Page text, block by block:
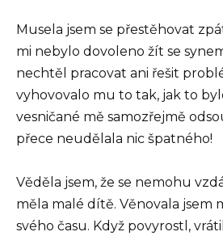
Musela jsem se přestěhovat
mi nebylo dovoleno žít se
nechtěl pracovat ani řešit
vyhovovalo mu to tak, jak to
vesničané mě samozřejmě
přece neudělala nic špatného!
Věděla jsem, že se nemohu
měla malé dítě. Věnovala jsem
svého času. Když povyrostl,